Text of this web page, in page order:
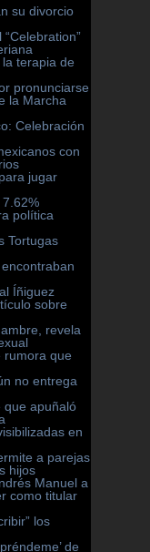
su divorcio
terapia de
pronunciarse
la Marcha
Celebración
con
jugar
política
Tortugas
Íñiguez
sobre
revela
rumora que
no entrega
que apuñaló
en
a parejas
hijos
Manuel a
como titular
los
de